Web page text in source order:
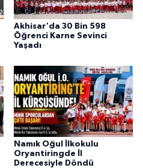
Akhisar'da 30 Bin 598
Öğrenci Karne Sevinci
Yaşadı
Namık Oğul İlkokulu
Oryantiringde İl
Derecesiyle Döndü